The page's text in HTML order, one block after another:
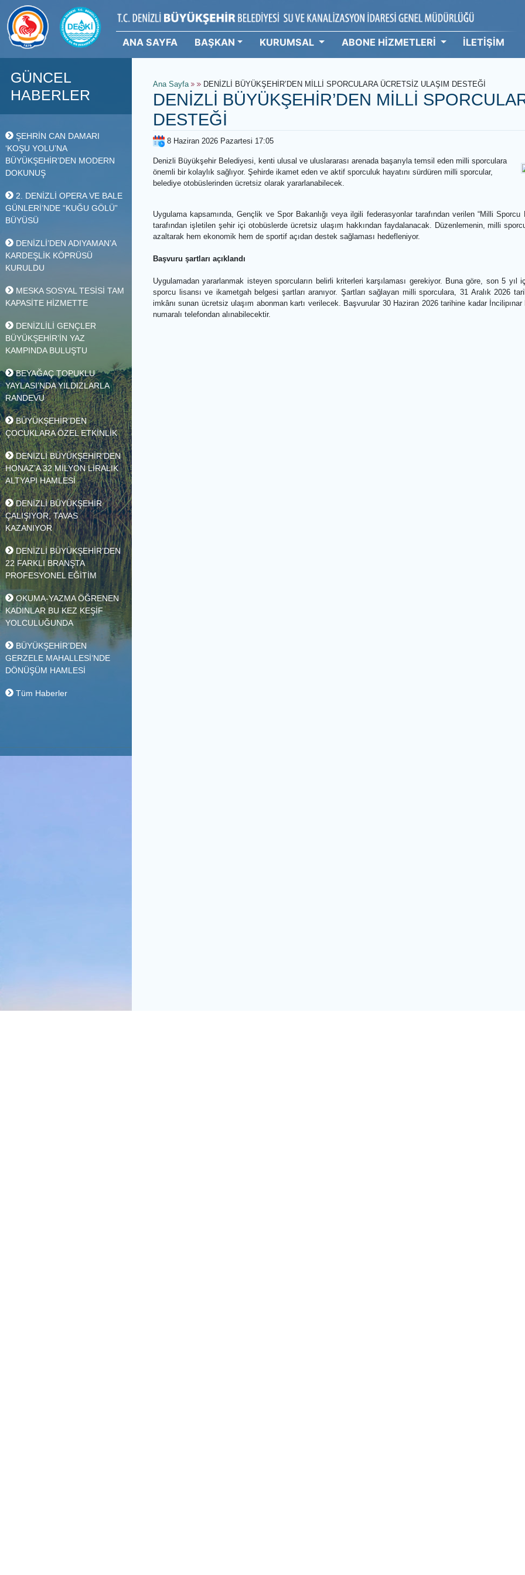
ANA SAYFA BAŞKAN KURUMSAL ABONE HİZMETLERİ
GÜNCEL
HABERLER
ŞEHRİN CAN DAMARI
‘KOŞU YOLU’NA
BÜYÜKŞEHİR’DEN MODERN
DOKUNUŞ
2. DENİZLİ OPERA VE BALE
BÜYÜSÜ
DENİZLİ’DEN ADIYAMAN’A
KARDEŞLİK KÖPRÜSÜ
KURULDU
MESKA SOSYAL TESİSİ TAM
KAPASİTE HİZMETTE
BÜYÜKŞEHİR’İN YAZ
KAMPINDA BULUŞTU
BEYAĞAÇ TOPUKLU
YAYLASI’NDA YILDIZLARLA
RANDEVU
BÜYÜKŞEHİR’DEN
ÇOCUKLARA ÖZEL ETKİNLİK
DENİZLİ BÜYÜKŞEHİR’DEN
HONAZ’A 32 MİLYON LİRALIK
ALTYAPI HAMLESİ
DENİZLİ BÜYÜKŞEHİR
ÇALIŞIYOR, TAVAS
KAZANIYOR
DENİZLİ BÜYÜKŞEHİR’DEN
22 FARKLI BRANŞTA
PROFESYONEL EĞİTİM
OKUMA-YAZMA ÖĞRENEN
KADINLAR BU KEZ KEŞİF
YOLCULUĞUNDA
DÖNÜŞÜM HAMLESİ
Ana Sayfa DENİZLİ BÜYÜKŞEHİR’DEN MİLLİ SPORCULARA ÜCRETSİZ ULAŞIM
DENİZLİ BÜYÜKŞEHİR’DEN MİLLİ
DESTEĞİ
8 Haziran 2026 Pazartesi 17:05
Denizli Büyükşehir Belediyesi, kenti ulusal ve uluslararası arenada başarıyla temsil eden milli
Uygulama kapsamında, Gençlik ve Spor Bakanlığı veya ilgili federasyonlar tarafından
tarafından işletilen şehir içi otobüslerde ücretsiz ulaşım hakkından faydalanacak.
azaltarak hem ekonomik hem de sportif açıdan destek sağlaması hedefleniyor.
Başvuru şartları açıklandı
Uygulamadan yararlanmak isteyen sporcuların belirli kriterleri karşılaması gerekiyor.
sporcu lisansı ve ikametgah belgesi şartları aranıyor. Şartları sağlayan milli sporculara,
imkânı sunan ücretsiz ulaşım abonman kartı verilecek. Başvurular 30 Haziran 2026